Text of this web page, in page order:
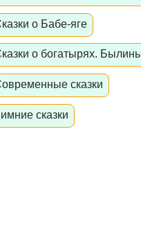
о Бабе-яге
о богатырях.
сказки
сказки